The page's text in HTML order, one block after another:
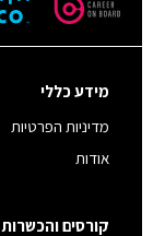
מידע כללי
מדיניות הפרטיות
אודות
קורסים והכשרות